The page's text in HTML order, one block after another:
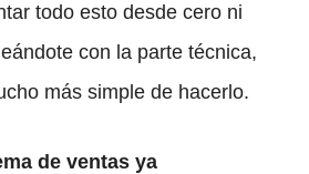
todo esto desde cero ni
con la parte técnica,
más simple de hacerlo.
de ventas ya